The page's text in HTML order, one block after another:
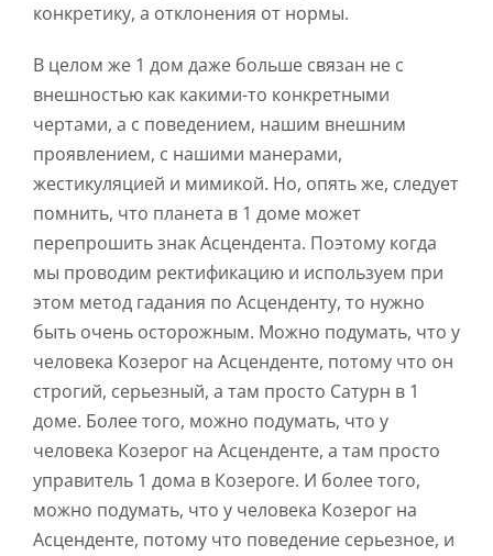
конкретику, а отклонения от нормы.
В целом же 1 дом даже больше связан не с
внешностью как какими-то конкретными
чертами, а с поведением, нашим внешним
проявлением, с нашими манерами,
жестикуляцией и мимикой. Но, опять же, следует
помнить, что планета в 1 доме может
перепрошить знак Асцендента. Поэтому когда
мы проводим ректификацию и используем при
этом метод гадания по Асценденту, то нужно
быть очень осторожным. Можно подумать, что у
человека Козерог на Асценденте, потому что он
строгий, серьезный, а там просто Сатурн в 1
доме. Более того, можно подумать, что у
человека Козерог на Асценденте, а там просто
управитель 1 дома в Козероге. И более того,
можно подумать, что у человека Козерог на
Асценденте, потому что поведение серьезное, и